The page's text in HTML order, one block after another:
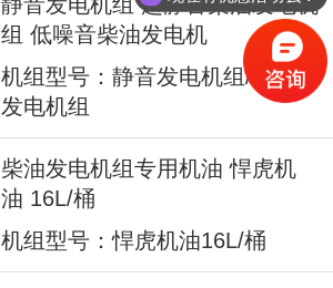
组 低噪音柴油发电机
机组型号：静音发电机组/低噪音
发电机组
柴油发电机组专用机油 悍虎机
油 16L/桶
机组型号：悍虎机油16L/桶